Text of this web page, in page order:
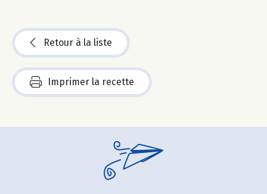
Retour à la liste
Imprimer la recette